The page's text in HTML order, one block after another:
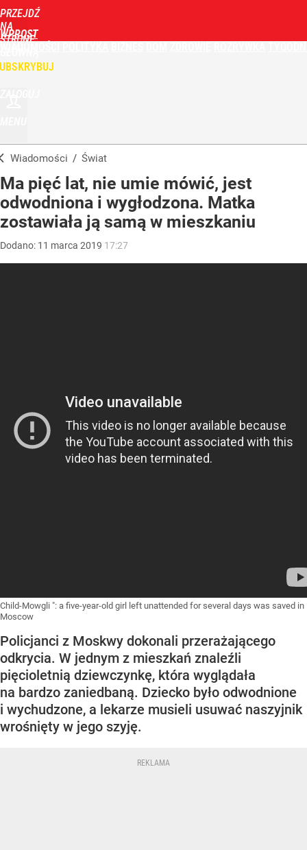
PRZEJDŹ
NA
STRONĘ
WPROST
Wiadomości / Świat
Ma pięć lat, nie umie mówić, jest
odwodniona i wygłodzona. Matka
zostawiała ją samą w mieszkaniu
Dodano: 11 marca 2019 17:27
Child-Mowgli ": a five-year-old girl left unattended for several days was saved in
Moscow
Policjanci z Moskwy dokonali przerażającego
odkrycia. W jednym z mieszkań znaleźli
pięcioletnią dziewczynkę, która wyglądała
na bardzo zaniedbaną. Dziecko było odwodnione
i wychudzone, a lekarze musieli usuwać naszyjnik
wrośnięty w jego szyję.